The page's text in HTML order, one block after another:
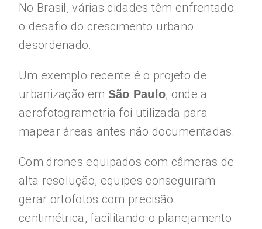
No Brasil, várias cidades têm enfrentado
o desafio do crescimento urbano
desordenado.
Um exemplo recente é o projeto de
urbanização em São Paulo, onde a
aerofotogrametria foi utilizada para
mapear áreas antes não documentadas.
Com drones equipados com câmeras de
alta resolução, equipes conseguiram
gerar ortofotos com precisão
centimétrica, facilitando o planejamento